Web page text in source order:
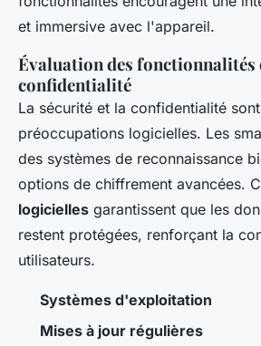
et immersive avec l'appareil.
Évaluation des fonctionnalités
confidentialité
La sécurité et la confidentialité
préoccupations logicielles. Les
des systèmes de reconnaissance
options de chiffrement avancées.
logicielles garantissent que les
restent protégées, renforçant la
utilisateurs.
Systèmes d'exploitation
Mises à jour régulières